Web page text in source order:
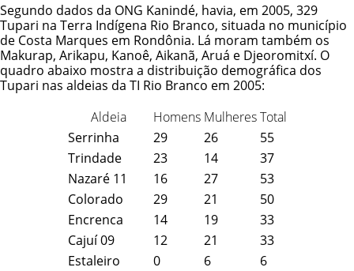
Segundo dados da ONG Kanindé, havia, em 2005, 329
Tupari na Terra Indígena Rio Branco, situada no município
de Costa Marques em Rondônia. Lá moram também os
Makurap, Arikapu, Kanoê, Aikanã, Aruá e Djeoromitxí. O
quadro abaixo mostra a distribuição demográfica dos
Tupari nas aldeias da TI Rio Branco em 2005:
Aldeia
Homens Mulheres Total
Serrinha
29 26
55
Trindade
23 14
37
Nazaré 11
16 27
53
Colorado
29 21
50
Encrenca
14 19
33
Cajuí 09
12 21
33
Estaleiro
0 6
6